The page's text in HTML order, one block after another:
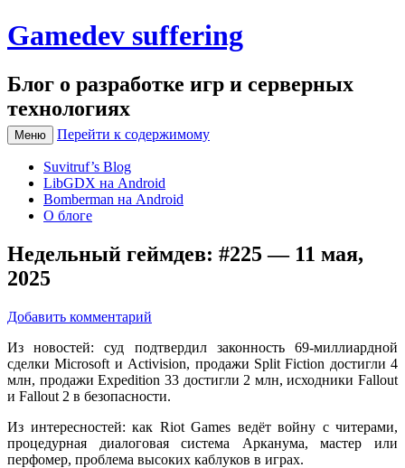
Gamedev suffering
Блог о разработке игр и серверных
технологиях
Меню Перейти к содержимому
Suvitruf’s Blog
LibGDX на Android
Bomberman на Android
О блоге
Недельный геймдев: #225 — 11 мая,
2025
Добавить комментарий
Из новостей: суд подтвердил законность 69-миллиардной
сделки Microsoft и Activision, продажи Split Fiction достигли 4
млн, продажи Expedition 33 достигли 2 млн, исходники Fallout
и Fallout 2 в безопасности.
Из интересностей: как Riot Games ведёт войну с читерами,
процедурная диалоговая система Арканума, мастер или
перфомер, проблема высоких каблуков в играх.